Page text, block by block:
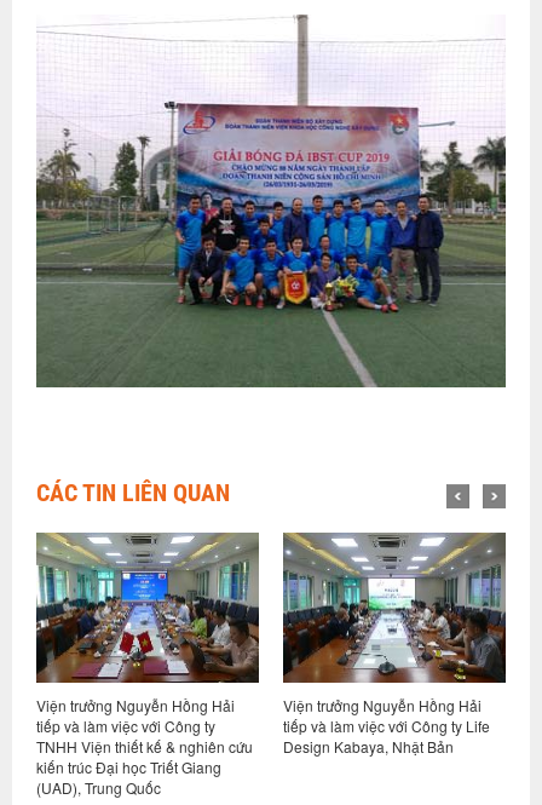
CÁC TIN LIÊN QUAN
Nguyễn Hồng Hải
với Công ty
thiết kế & nghiên cứu
học Triết Giang
Quốc
Viện trưởng Nguyễn Hồng Hải
tiếp và làm việc với Công ty Life
Design Kabaya, Nhật Bản
Hội thảo khoa
phát thải các-bon
hướng và giải